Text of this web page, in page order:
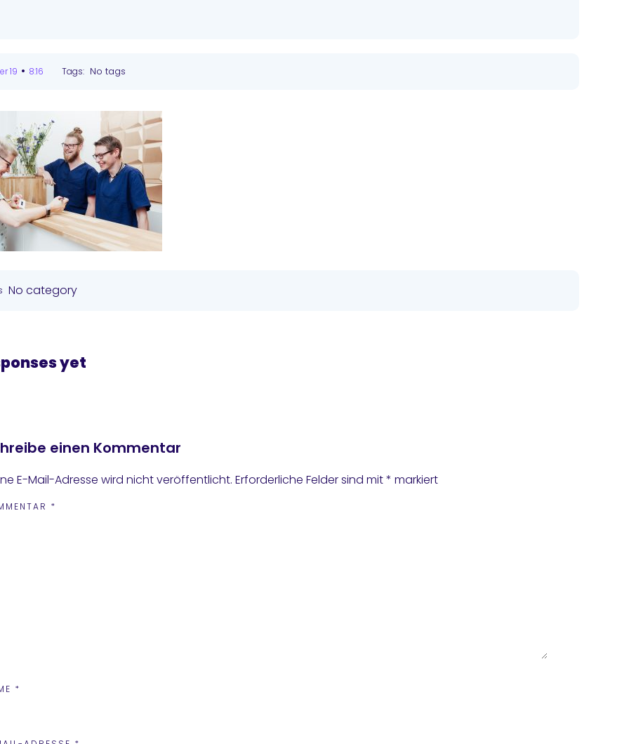
19 • 8:16 Tags: No tags
No category
yet
einen Kommentar
E-Mail-Adresse wird nicht veröffentlicht. Erforderliche Felder sind mit* markiert
*
*